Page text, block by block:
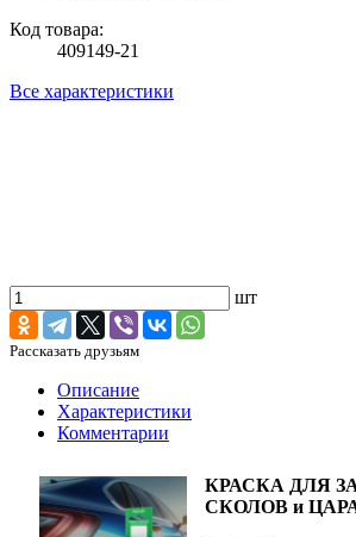
Код товара:
409149-21
Все характеристики
шт
Рассказать друзьям
Описание
Характеристики
Комментарии
КРАСКА ДЛЯ
СКОЛОВ и